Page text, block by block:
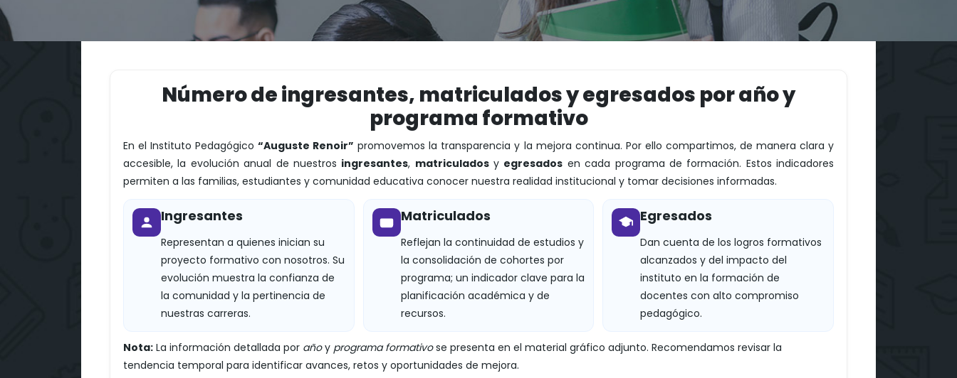
Número de ingresantes, matriculados y egresados por año y
programa formativo
En el Instituto Pedagógico“Auguste Renoir” promovemos la transparencia y la mejora continua. Por ello compartimos, de manera clara y
accesible, la evolución anual de nuestros ingresantes, matriculadosy egresados en cada programa de formación. Estos indicadores
permiten a las familias, estudiantes y comunidad educativa conocer nuestra realidad institucional y tomar decisiones informadas.
Ingresantes
Representan a quienes inician su
proyecto formativo con nosotros. Su
evolución muestra la confianza de
la comunidad y la pertinencia de
nuestras carreras.
Matriculados
Reflejan la continuidad de estudios y
la consolidación de cohortes por
programa; un indicador clave para la
planificación académica y de
recursos.
Egresados
Dan cuenta de los logros formativos
alcanzados y del impacto del
instituto en la formación de
docentes con alto compromiso
pedagógico.
Nota: La información detallada por añoy programa formativose presenta en el material gráfico adjunto. Recomendamos revisar la
tendencia temporal para identificar avances, retos y oportunidades de mejora.